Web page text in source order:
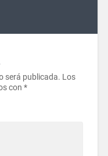
será publicada. Los
con *